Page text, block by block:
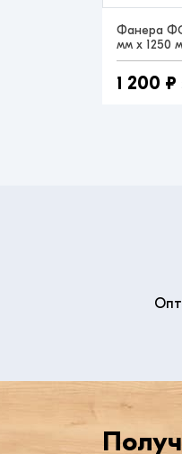
Фанера
мм x 1250
1 200 ₽